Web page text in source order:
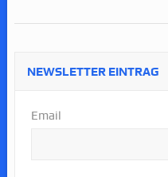
NEWSLETTER EINTRAG
Email